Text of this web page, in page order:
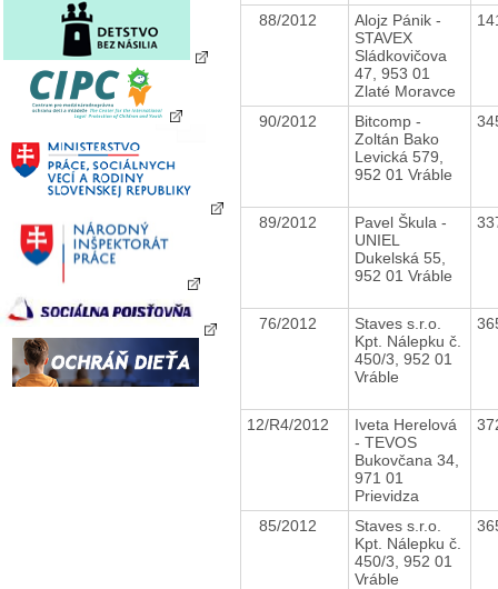
88/2012
Alojz Pánik -
STAVEX
Sládkovičova
47, 953 01
Zlaté Moravce
90/2012
Bitcomp -
Zoltán Bako
Levická 579,
952 01 Vráble
89/2012
Pavel Škula -
UNIEL
Dukelská 55,
952 01 Vráble
76/2012
Staves s.r.o.
Kpt. Nálepku č.
450/3, 952 01
Vráble
12/R4/2012
Iveta Herelová
- TEVOS
Bukovčana 34,
971 01
Prievidza
85/2012
Staves s.r.o.
Kpt. Nálepku č.
450/3, 952 01
Vráble